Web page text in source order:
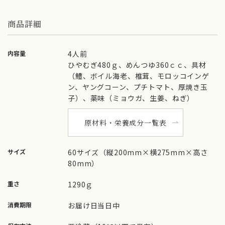
商品詳細
内容量
4人前
ひやむぎ480ｇ、めんつゆ360ｃｃ、具材
（鱧、ボイル海老、椎茸、モロッコインゲ
ン、ヤングコーン、プチトマト、厚焼き玉
子）、薬味（ミョウガ、生姜、ねぎ）
原材料・栄養成分一覧表
サイズ
60サイズ（縦200mm×横275mm×高さ
80mm）
重さ 1290ｇ
消費期限 お届け日当日中